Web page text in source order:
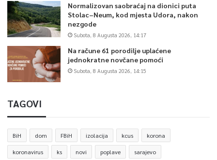
Normalizovan saobraćaj na dionici puta
Stolac–Neum, kod mjesta Udora, nakon
nezgode
Subota, 8 Augusta 2026, 14:17
Na račune 61 porodilje uplaćene
jednokratne novčane pomoći
Subota, 8 Augusta 2026, 14:15
TAGOVI
BiH dom FBiH izolacija kcus korona
koronavirus ks novi poplave sarajevo